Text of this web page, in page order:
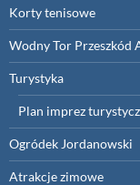
Korty tenisowe
Wodny Tor Przeszkód
Turystyka
Plan imprez
Ogródek Jordanowski
Atrakcje zimowe